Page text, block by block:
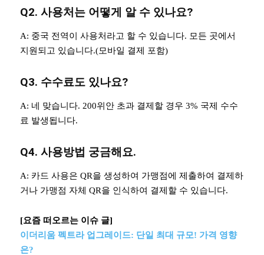
Q2. 사용처는 어떻게 알 수 있나요?
A: 중국 전역이 사용처라고 할 수 있습니다. 모든 곳에서
지원되고 있습니다.(모바일 결제 포함)
Q3. 수수료도 있나요?
A: 네 맞습니다. 200위안 초과 결제할 경우 3% 국제 수수
료 발생됩니다.
Q4. 사용방법 궁금해요.
A: 카드 사용은 QR을 생성하여 가맹점에 제출하여 결제하
거나 가맹점 자체 QR을 인식하여 결제할 수 있습니다.
[요즘 떠오르는 이슈 글]
이더리움 펙트라 업그레이드: 단일 최대 규모! 가격 영향
은?